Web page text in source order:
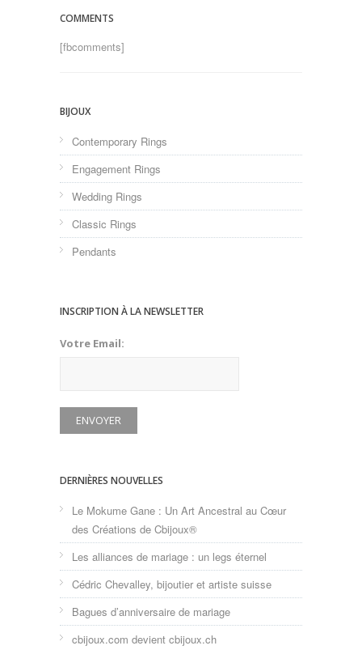
COMMENTS
[fbcomments]
BIJOUX
Contemporary Rings
Engagement Rings
Wedding Rings
Classic Rings
Pendants
INSCRIPTION À LA NEWSLETTER
Votre Email:
DERNIÈRES NOUVELLES
Le Mokume Gane : Un Art Ancestral au Cœur
des Créations de Cbijoux®
Les alliances de mariage : un legs éternel
Cédric Chevalley, bijoutier et artiste suisse
Bagues d’anniversaire de mariage
cbijoux.com devient cbijoux.ch